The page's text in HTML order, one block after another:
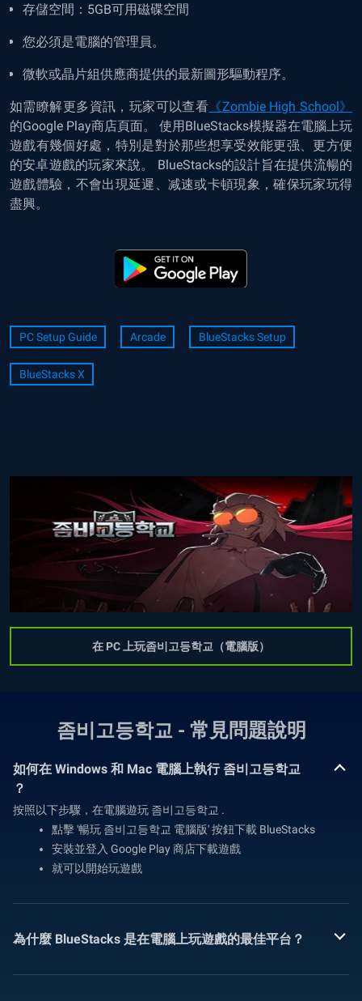
存儲空間：5GB可用磁碟空間
您必須是電腦的管理員。
微軟或晶片組供應商提供的最新圖形驅動程序。
如需瞭解更多資訊，玩家可以查看 《Zombie High School》
的Google Play商店頁面。 使用BlueStacks模擬器在電腦上玩
遊戲有幾個好處，特別是對於那些想享受效能更强、更方便
的安卓遊戲的玩家來說。 BlueStacks的設計旨在提供流暢的
遊戲體驗，不會出現延遲、减速或卡頓現象，確保玩家玩得
盡興。
PC Setup Guide Arcade BlueStacks Setup
BlueStacks X
在 PC 上玩좀비고등학교（電腦版）
좀비고등학교 - 常見問題說明
如何在 Windows 和 Mac 電腦上執行 좀비고등학교
？
按照以下步驟，在電腦遊玩 좀비고등학교 .
點擊 '暢玩 좀비고등학교 電腦版' 按鈕下載 BlueStacks
安裝並登入 Google Play 商店下載遊戲
就可以開始玩遊戲
為什麼 BlueStacks 是在電腦上玩遊戲的最佳平台？